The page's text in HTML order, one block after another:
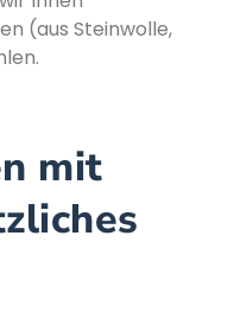
(aus Steinwolle,
mit